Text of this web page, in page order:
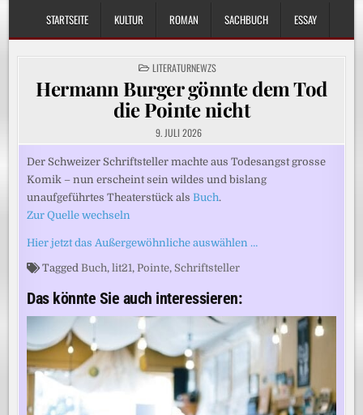
STARTSEITE
KULTUR ROMAN SACHBUCH ESSAY
POSTED
IN
LITERATURNEWZS
Hermann Burger gönnte dem Tod
die Pointe nicht
9. JULI 2026
Der Schweizer Schriftsteller machte aus Todesangst grosse
Komik – nun erscheint sein wildes und bislang
unaufgeführtes Theaterstück als Buch.
Zur Quelle wechseln
Hier jetzt das Außergewöhnliche auswählen …
Tagged Buch,lit21, Pointe, Schriftsteller
Das könnte Sie auch interessieren: